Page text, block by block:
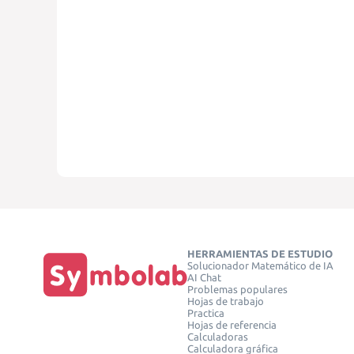
HERRAMIENTAS DE ESTUDIO
Solucionador Matemático de IA
AI Chat
Problemas populares
Hojas de trabajo
Practica
Hojas de referencia
Calculadoras
Calculadora gráfica